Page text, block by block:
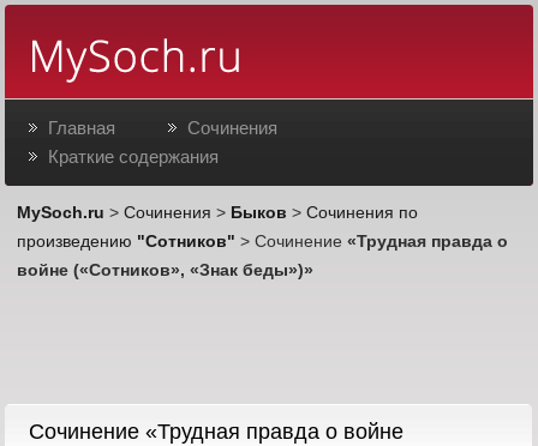
Главная
Сочинения
Краткие содержания
MySoch.ru >Сочинения > Быков >Сочинения по
произведению "Сотников" > Сочинение«Трудная правда о
войне («Сотников», «Знак беды»)»
Cочинение «Трудная правда о войне